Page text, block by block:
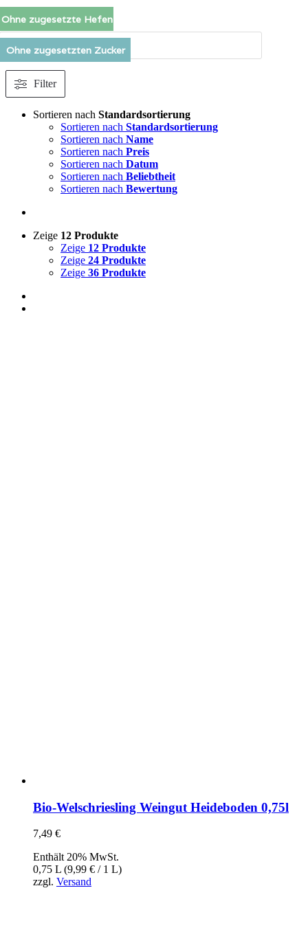
Inhalt
springen
Products
search
Filter
Sortieren nach Standardsortierung
Sortieren nach Standardsortierung
Sortieren nach Name
Sortieren nach Preis
Sortieren nach Datum
Sortieren nach Beliebtheit
Sortieren nach Bewertung
Zeige 12 Produkte
Zeige 12 Produkte
Zeige 24 Produkte
Zeige 36 Produkte
Bio-Welschriesling Weingut Heideboden 0,75l
7,49 €
Enthält 20% MwSt.
0,75 L (9,99 € / 1 L)
zzgl. Versand
Ohne zugesetzte Hefen
Ohne zugesetzten Zucker